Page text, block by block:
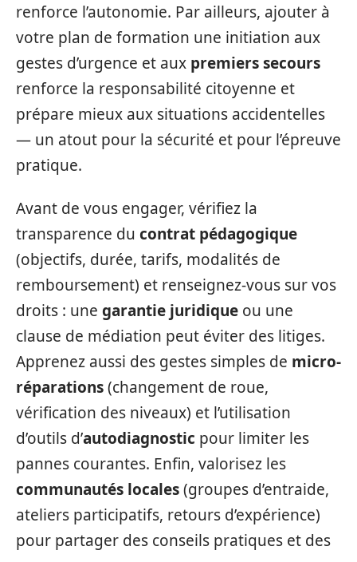
renforce l’autonomie. Par ailleurs, ajouter à
votre plan de formation une initiation aux
gestes d’urgence et aux premiers secours
renforce la responsabilité citoyenne et
prépare mieux aux situations accidentelles
— un atout pour la sécurité et pour l’épreuve
pratique.
Avant de vous engager, vérifiez la
transparence du contrat pédagogique
(objectifs, durée, tarifs, modalités de
remboursement) et renseignez-vous sur vos
droits : une garantie juridique ou une
clause de médiation peut éviter des litiges.
Apprenez aussi des gestes simples de micro-
réparations(changement de roue,
vérification des niveaux) et l’utilisation
d’outils d’autodiagnostic pour limiter les
pannes courantes. Enfin, valorisez les
communautés locales(groupes d’entraide,
ateliers participatifs, retours d’expérience)
pour partager des conseils pratiques et des